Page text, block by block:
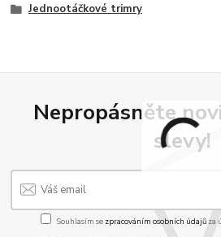
Jednootáčkové trimry
Nepropásněte
slevy!
Souhlasím se zpracováním osobních údajůza